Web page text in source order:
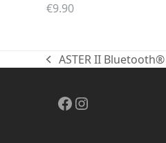
€9.90
previous
ASTER II
Facebook
Instagram